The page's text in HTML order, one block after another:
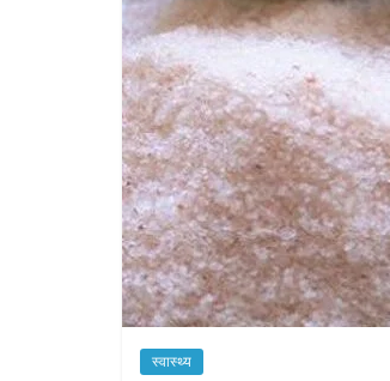
स्वास्थ्य